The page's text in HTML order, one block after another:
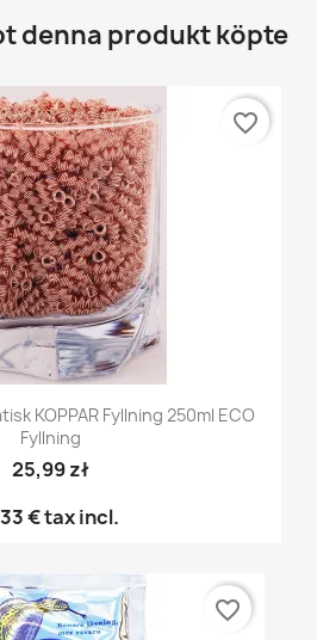
denna produkt köpte
KOPPAR Fyllning 250ml ECO
Fyllning
25,99 zł
€tax incl.
favorite_border
favorite_border